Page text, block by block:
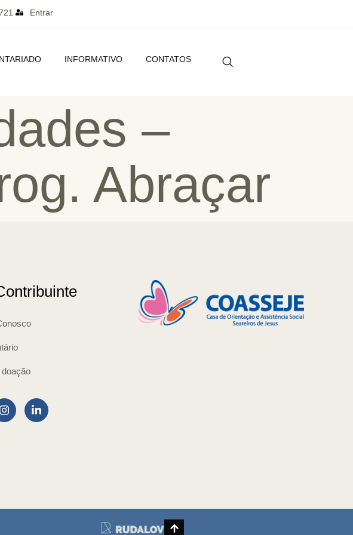
Entrar
INFORMATIVO CONTATOS
–
Abraçar